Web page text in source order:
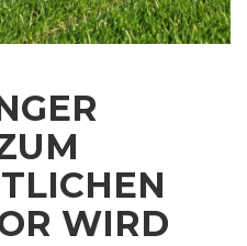
WIRD